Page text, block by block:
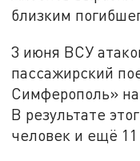
близким
3 июня ВСУ
пассажирский
Симферополь»
В результате
человек и ещё 11